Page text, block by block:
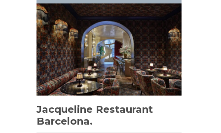
Jacqueline Restaurant
Barcelona.